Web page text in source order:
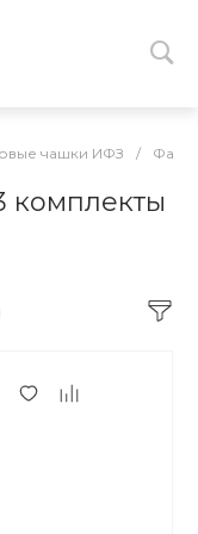
чашки ИФЗ /
комплекты